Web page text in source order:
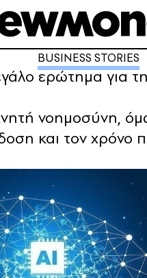
BUSINESS STORIES
ερώτημα
νοημοσύνη,
και τον χρόνο